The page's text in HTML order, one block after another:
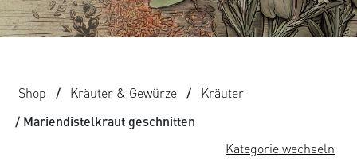
Shop / Kräuter & Gewürze / Kräuter
/ Mariendistelkraut geschnitten
Kategorie wechseln